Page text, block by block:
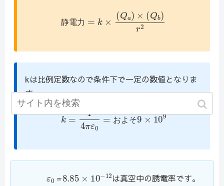
静 電力
Qa) ×( Q b)r2
kは比例定数なので条件下で一定の数値となりま
す
お よ そ
k=1
＝
8.85× 10
は真空中の誘電率です。